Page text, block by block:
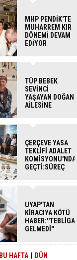
MHP PENDİK'TE
MUHARREM KIR
DÖNEMİ DEVAM
EDİYOR
TÜP BEBEK
SEVİNCİ
YAŞAYAN DOĞAN
AİLESİNE
DESTEĞİ
ÇERÇEVE YASA
TEKLİFİ ADALET
KOMİSYONU'NDAN
GEÇTİ:SÜREÇ
İŞLEYECEK?
UYAP'TAN
KİRACIYA KÖTÜ
HABER:''TEBLİGAT
GELMEDİ''
MAHKEMEDEN
DÖNDÜ
BU HAFTA DÜN